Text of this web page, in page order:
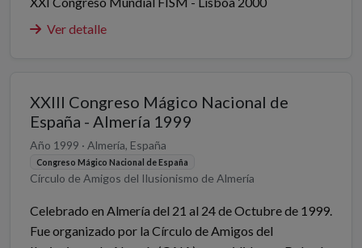
Ver detalle
XXIII Congreso Mágico Nacional de
España - Almería 1999
Año 1999 · Almería, España
Congreso Mágico Nacional de España
Círculo de Amigos del Ilusionismo de Almería
Celebrado en Almería del 21 al 24 de Octubre de 1999.
Fue organizado por la Círculo de Amigos del